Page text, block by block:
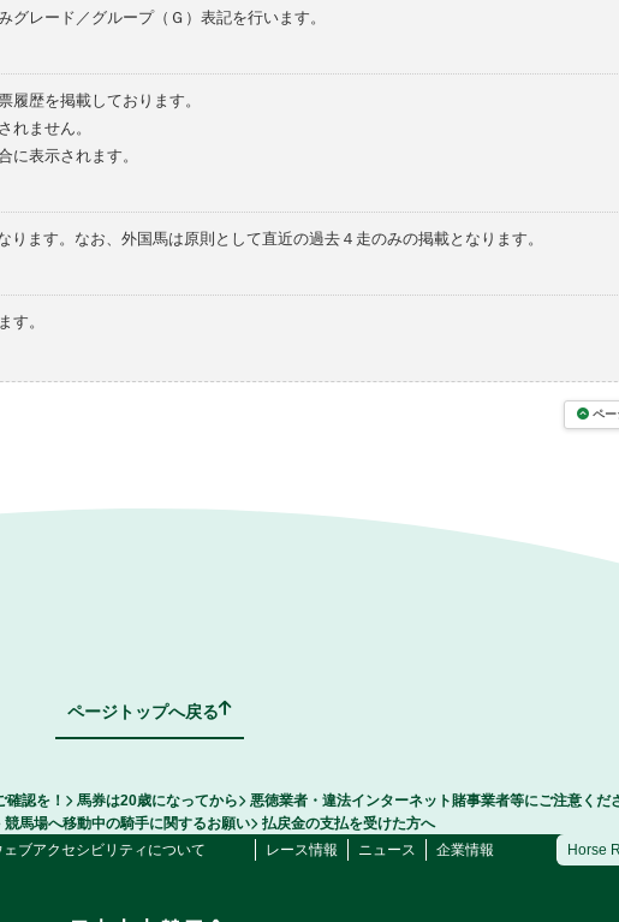
レード／グループ（Ｇ）表記を行います。
歴を掲載しております。
れません。
に表示されます。
ます。なお、外国馬は原則として直近の過去４走のみの掲載となります。
す。
ペー
ページトップへ戻る
認を！ 馬券は20歳になってから
悪徳業者・違法インターネット賭事業者等にご注意くだ
競馬場へ移動中の騎手に関するお願い
払戻金の支払を受けた方へ
ェブアクセシビリティについて レース情報 ニュース 企業情報 Horse